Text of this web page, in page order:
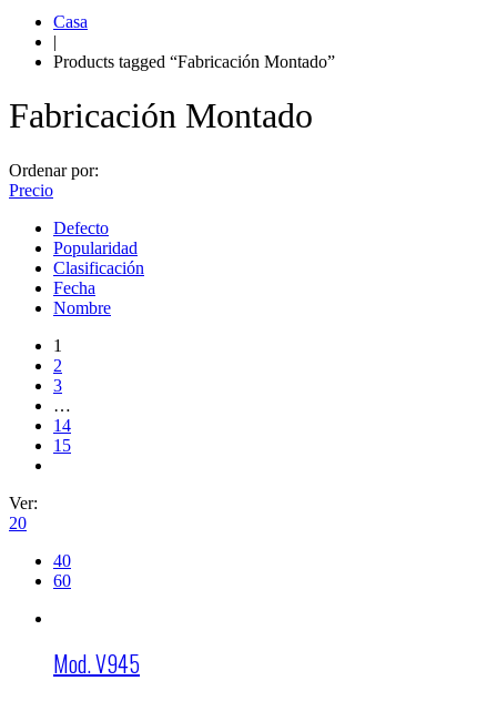
Casa
|
Products tagged “Fabricación Montado”
Fabricación Montado
Ordenar por:
Precio
Defecto
Popularidad
Clasificación
Fecha
Nombre
1
2
3
…
14
15
Ver:
20
40
60
Mod. V945